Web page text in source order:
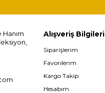
Hanım
Alışveriş Bilgileri
Siparişlerim
Favorilerim
Kargo Takip
Hesabım